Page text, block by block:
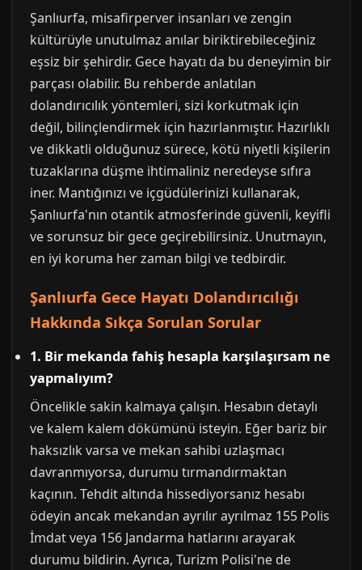
Şanlıurfa, misafirperver insanları ve zengin
kültürüyle unutulmaz anılar biriktirebileceğiniz
eşsiz bir şehirdir. Gece hayatı da bu deneyimin bir
parçası olabilir. Bu rehberde anlatılan
dolandırıcılık yöntemleri, sizi korkutmak için
değil, bilinçlendirmek için hazırlanmıştır. Hazırlıklı
ve dikkatli olduğunuz sürece, kötü niyetli kişilerin
tuzaklarına düşme ihtimaliniz neredeyse sıfıra
iner. Mantığınızı ve içgüdülerinizi kullanarak,
Şanlıurfa'nın otantik atmosferinde güvenli, keyifli
ve sorunsuz bir gece geçirebilirsiniz. Unutmayın,
en iyi koruma her zaman bilgi ve tedbirdir.
Şanlıurfa Gece Hayatı Dolandırıcılığı
Hakkında Sıkça Sorulan Sorular
1. Bir mekanda fahiş hesapla karşılaşırsam ne
yapmalıyım?
Öncelikle sakin kalmaya çalışın. Hesabın detaylı
ve kalem kalem dökümünü isteyin. Eğer bariz bir
haksızlık varsa ve mekan sahibi uzlaşmacı
davranmıyorsa, durumu tırmandırmaktan
kaçının. Tehdit altında hissediyorsanız hesabı
ödeyin ancak mekandan ayrılır ayrılmaz 155 Polis
İmdat veya 156 Jandarma hatlarını arayarak
durumu bildirin. Ayrıca, Turizm Polisi'ne de